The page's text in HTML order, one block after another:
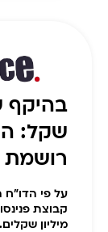
שקל:
רושמת